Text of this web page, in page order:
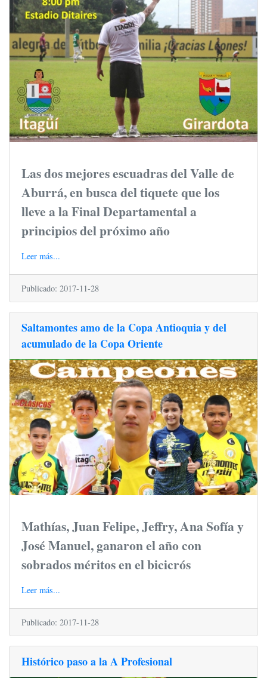
Las dos mejores escuadras del Valle de
Aburrá, en busca del tiquete que los
lleve a la Final Departamental a
principios del próximo año
Leer más...
Publicado: 2017-11-28
Saltamontes amo de la Copa Antioquia y del
acumulado de la Copa Oriente
Mathías, Juan Felipe, Jeffry, Ana Sofía y
José Manuel, ganaron el año con
sobrados méritos en el bicicrós
Leer más...
Publicado: 2017-11-28
Histórico paso a la A Profesional